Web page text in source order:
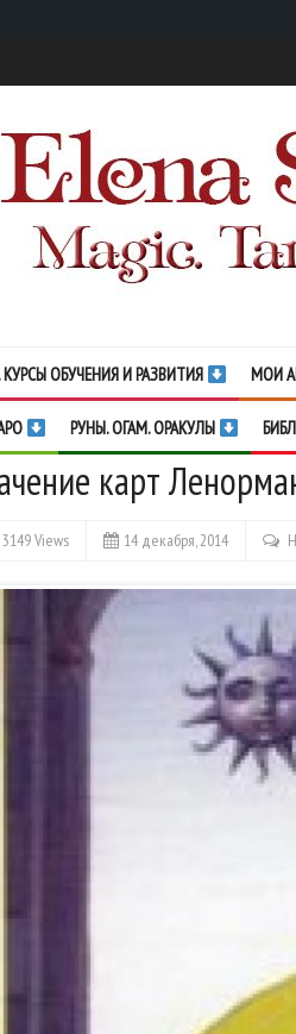
ОБУЧЕНИЯ И РАЗВИТИЯ МОИ
РУНЫ. ОГАМ. ОРАКУЛЫ
карт
3149 Views 14 декабря, 2014